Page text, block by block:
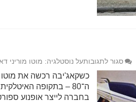
סגור לתגובותעל נוסטלגיה: מוטו מוריני
כשקאג'יבה רכשה את מוטו
ה־80 – בתקופה
בחברה לייצר אופנוע